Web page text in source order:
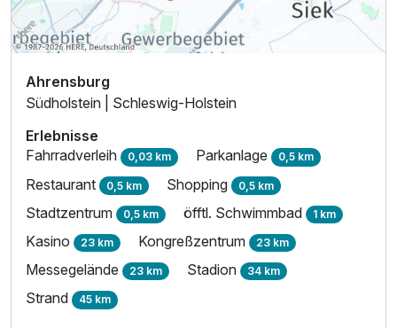
Ahrensburg
Südholstein | Schleswig-Holstein
Erlebnisse
Fahrradverleih 0,03 km Parkanlage 0,5 km
Restaurant 0,5 km Shopping 0,5 km
Stadtzentrum 0,5 km öfftl. Schwimmbad 1 km
Kasino 23 km Kongreßzentrum 23 km
Messegelände 23 km Stadion 34 km
Strand 45 km